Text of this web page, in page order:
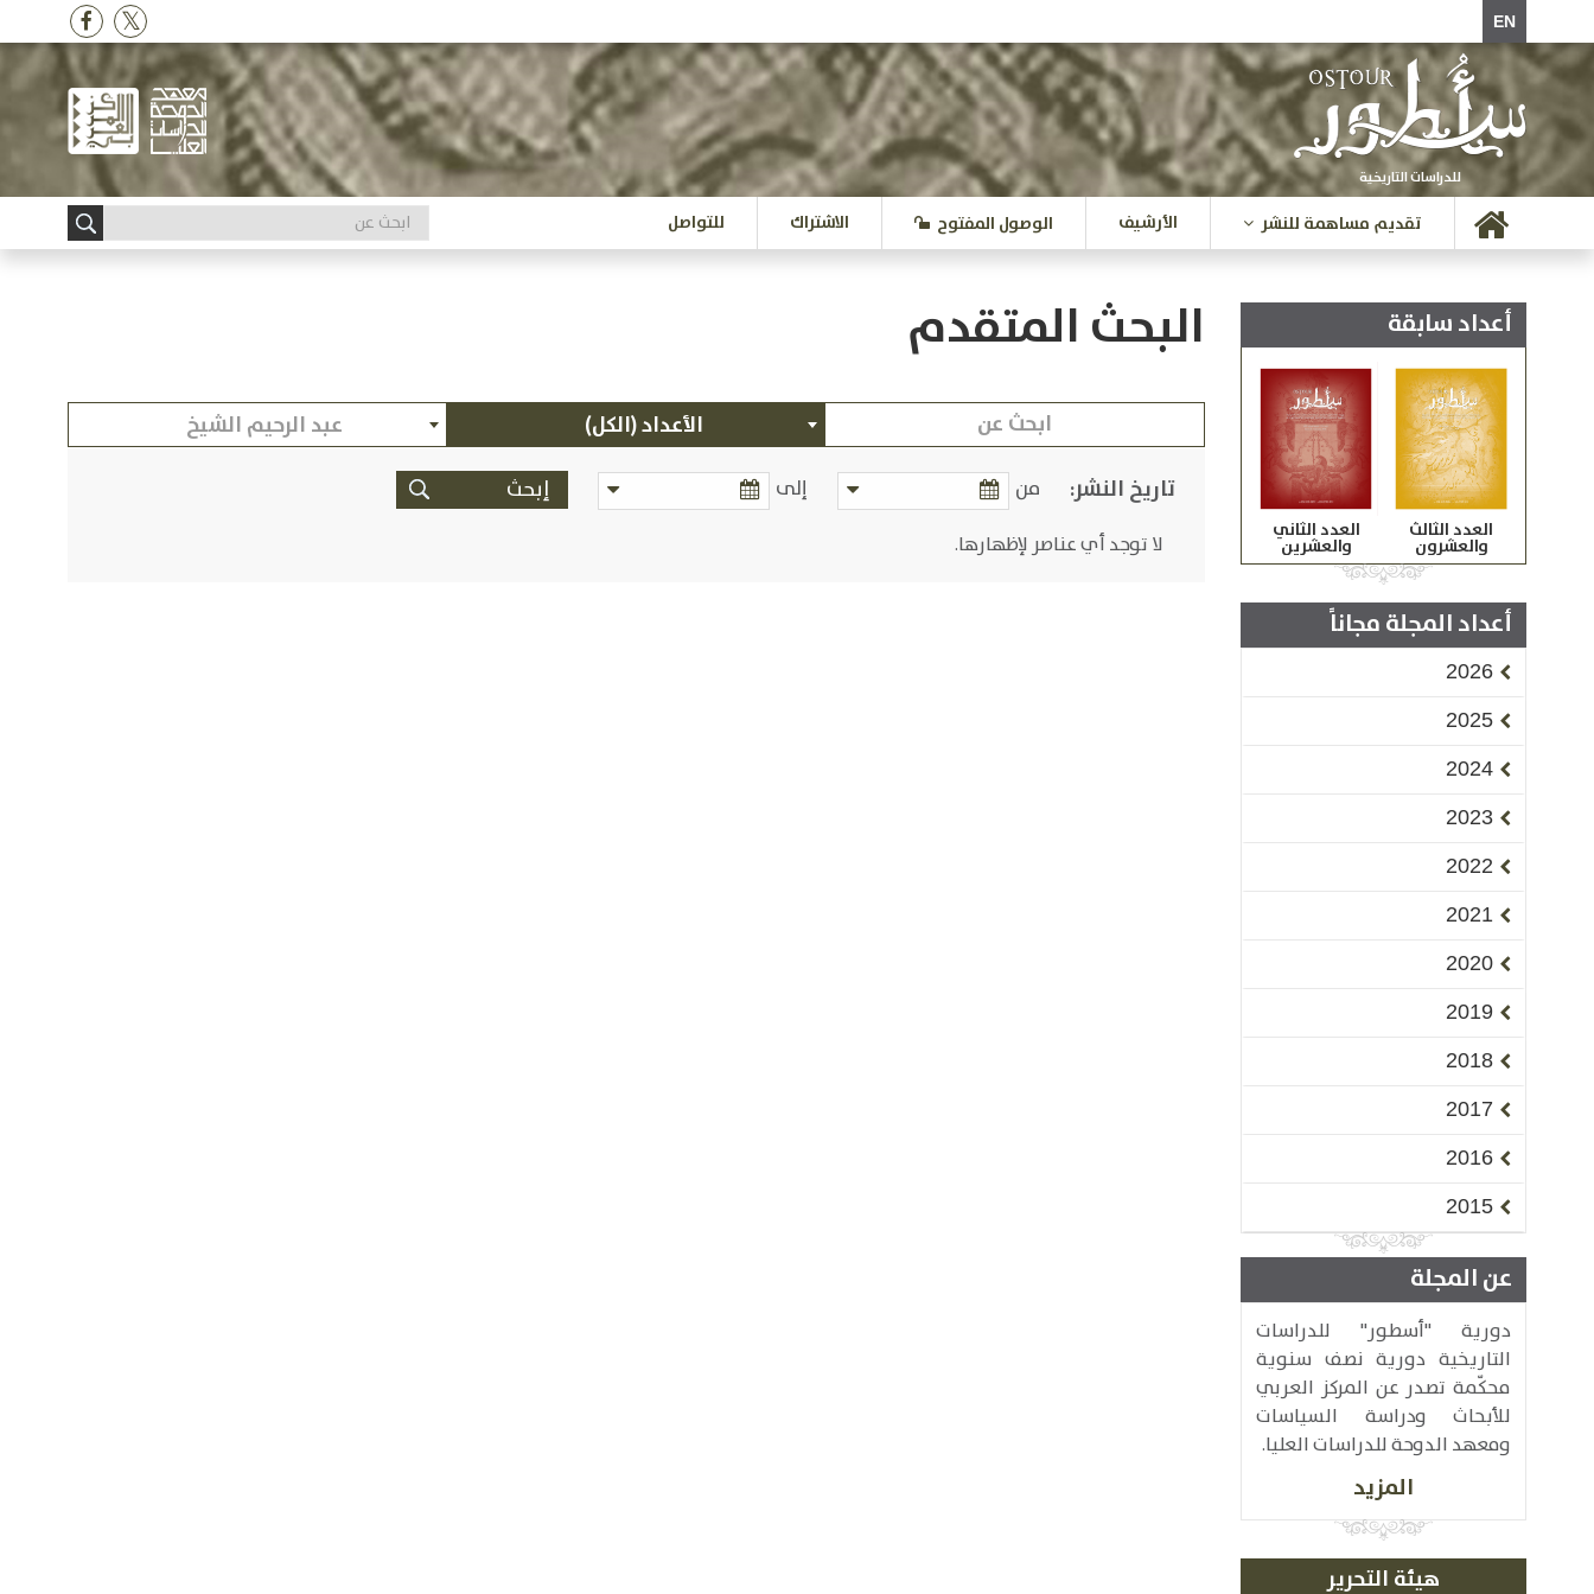
EN
للدراسات التاريخية
تقديم مساهمة للنشر الأرشيف الوصول المفتوح الاشتراك للتواصل
البحث المتقدم
الأعداد (الكل)
عبد الرحيم الشيخ
تاريخ النشر:
من إلى
لا توجد أي عناصر لإظهارها.
أعداد سابقة
العدد الثالث
والعشرون
العدد الثاني
والعشرين
أعداد المجلة مجاناً
2026
2025
2024
2023
2022
2021
2020
2019
2018
2017
2016
2015
عن المجلة
دورية "أسطور" للدراسات
التاريخية دورية نصف سنوية
محكّمة تصدر عن المركز العربي
للأبحاث ودراسة السياسات
ومعهد الدوحة للدراسات العليا.
المزيد
هيئة التحرير